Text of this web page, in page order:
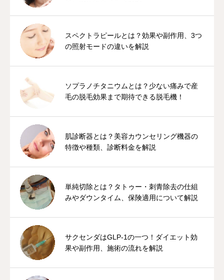
スペクトラピールとは？効果や副作用、3つ
の照射モードの違いを解説
ソプラノチタニウムとは？少ない痛みで産
毛の脱毛効果まで期待できる脱毛機！
肌診断器とは？美容カウンセリング機器の
特徴や種類、診断料金を解説
単純切除とは？タトゥー・刺青除去の仕組
みやダウンタイム、保険適用について解説
サクセンダはGLP-1の一つ！ダイエット効
果や副作用、施術の流れを解説